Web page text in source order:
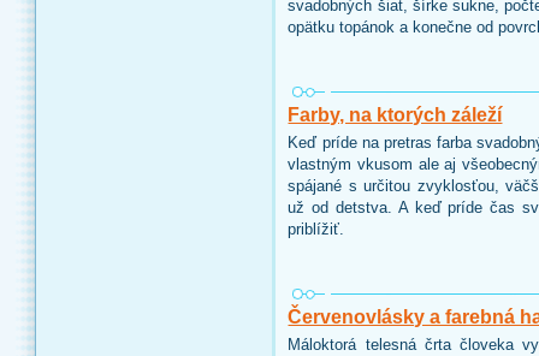
svadobných šiat, šírke sukne,
opätku topánok a konečne od
Farby, na ktorých záleží
Keď príde na pretras farba
vlastným vkusom ale aj
spájané s určitou zvyklosťou,
už od detstva. A keď príde čas
priblížiť.
Červenovlásky a farebná
Máloktorá telesná črta človeka